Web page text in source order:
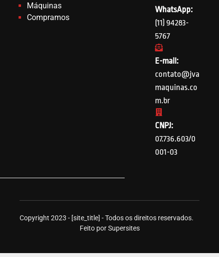
Máquinas
Compramos
WhatsApp:
(11) 94283-
5767
E-mail:
contato@jva
maquinas.co
m.br
CNPJ:
07.736.603/0
001-03
Copyright 2023 - [site_title] - Todos os direitos reservados.
Feito por Supersites